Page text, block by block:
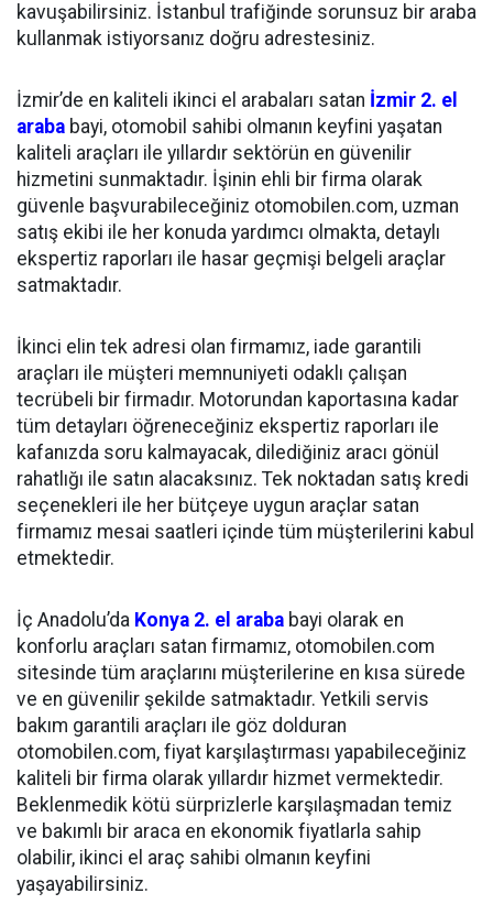
kavuşabilirsiniz. İstanbul trafiğinde sorunsuz bir araba
kullanmak istiyorsanız doğru adrestesiniz.
İzmir’de en kaliteli ikinci el arabaları satan İzmir 2. el
araba bayi, otomobil sahibi olmanın keyfini yaşatan
kaliteli araçları ile yıllardır sektörün en güvenilir
hizmetini sunmaktadır. İşinin ehli bir firma olarak
güvenle başvurabileceğiniz otomobilen.com, uzman
satış ekibi ile her konuda yardımcı olmakta, detaylı
ekspertiz raporları ile hasar geçmişi belgeli araçlar
satmaktadır.
İkinci elin tek adresi olan firmamız, iade garantili
araçları ile müşteri memnuniyeti odaklı çalışan
tecrübeli bir firmadır. Motorundan kaportasına kadar
tüm detayları öğreneceğiniz ekspertiz raporları ile
kafanızda soru kalmayacak, dilediğiniz aracı gönül
rahatlığı ile satın alacaksınız. Tek noktadan satış kredi
seçenekleri ile her bütçeye uygun araçlar satan
firmamız mesai saatleri içinde tüm müşterilerini kabul
etmektedir.
İç Anadolu’da Konya 2. el araba bayi olarak en
konforlu araçları satan firmamız, otomobilen.com
sitesinde tüm araçlarını müşterilerine en kısa sürede
ve en güvenilir şekilde satmaktadır. Yetkili servis
bakım garantili araçları ile göz dolduran
otomobilen.com, fiyat karşılaştırması yapabileceğiniz
kaliteli bir firma olarak yıllardır hizmet vermektedir.
Beklenmedik kötü sürprizlerle karşılaşmadan temiz
ve bakımlı bir araca en ekonomik fiyatlarla sahip
olabilir, ikinci el araç sahibi olmanın keyfini
yaşayabilirsiniz.